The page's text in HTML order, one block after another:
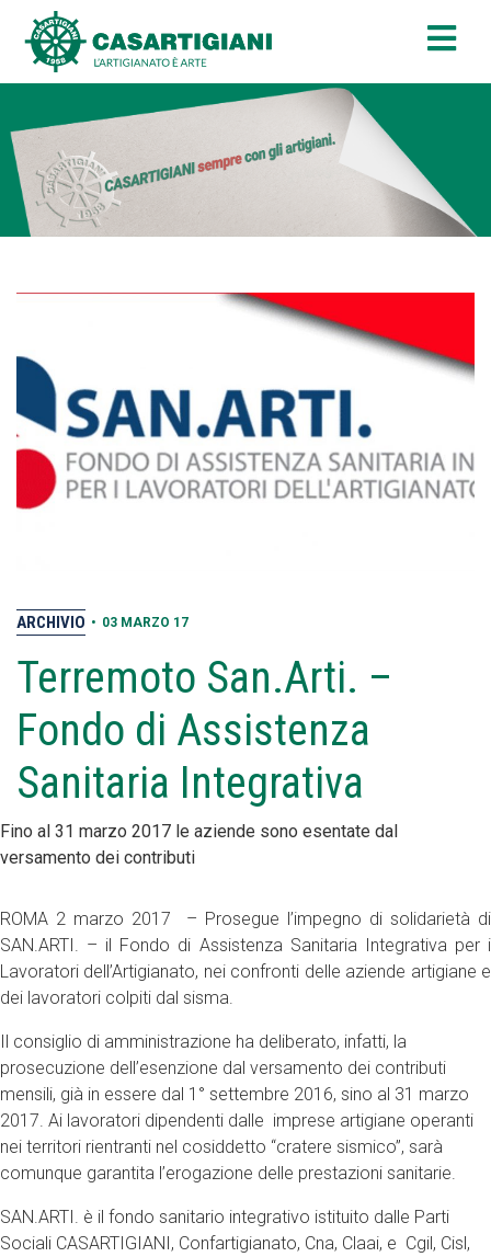
ARCHIVIO • 03 MARZO 17
Terremoto San.Arti. –
Fondo di Assistenza
Sanitaria Integrativa
Fino al 31 marzo 2017 le aziende sono esentate dal
versamento dei contributi
ROMA 2 marzo 2017 – Prosegue l’impegno di solidarietà di
SAN.ARTI. – il Fondo di Assistenza Sanitaria Integrativa per i
Lavoratori dell’Artigianato, nei confronti delle aziende artigiane e
dei lavoratori colpiti dal sisma.
Il consiglio di amministrazione ha deliberato, infatti, la
prosecuzione dell’esenzione dal versamento dei contributi
mensili, già in essere dal 1° settembre 2016, sino al 31 marzo
2017. Ai lavoratori dipendenti dalle imprese artigiane operanti
nei territori rientranti nel cosiddetto “cratere sismico”, sarà
comunque garantita l’erogazione delle prestazioni sanitarie.
SAN.ARTI. è il fondo sanitario integrativo istituito dalle Parti
Sociali CASARTIGIANI, Confartigianato, Cna, Claai, e Cgil, Cisl,